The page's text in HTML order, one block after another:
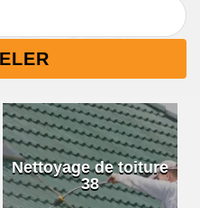
Nettoyage de toiture
38